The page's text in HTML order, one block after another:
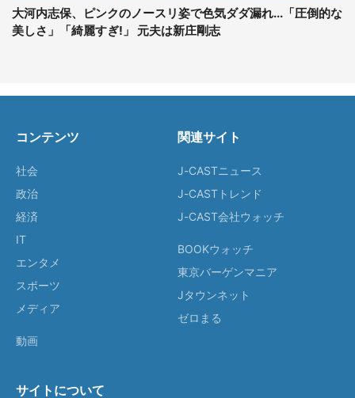
大河内志保、ピンクのノースリ姿で色気ダダ漏れ...「圧倒的な
美しさ」「綺麗すぎ!」 元夫は新庄剛志
コンテンツ
社会
政治
経済
IT
エンタメ
スポーツ
メディア
動画
関連サイト
J-CASTニュース
J-CASTトレンド
J-CAST会社ウォッチ
BOOKウォッチ
東京バーゲンマニア
Jタウンネット
ゼロまる
サイトについて